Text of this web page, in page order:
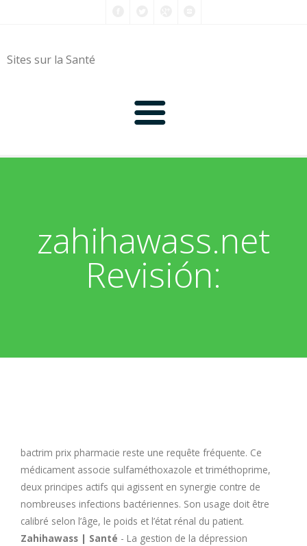
Sites sur la Santé
0-9
C
H
I
J
zahihawass.net
Revisión:
bactrim prix pharmacie reste une requête fréquente. Ce
médicament associe sulfaméthoxazole et triméthoprime,
deux principes actifs qui agissent en synergie contre de
nombreuses infections bactériennes. Son usage doit être
calibré selon l’âge, le poids et l’état rénal du patient.
Zahihawass | Santé - La gestion de la dépression